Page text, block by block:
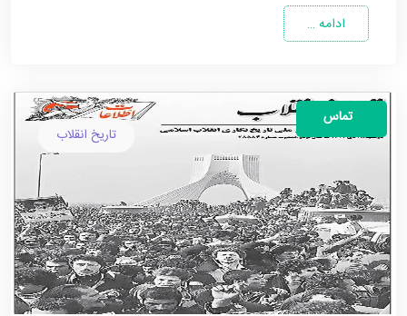
ادامه …
تاریخ انقلاب
تماس